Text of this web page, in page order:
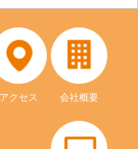
アクセス 会社概要